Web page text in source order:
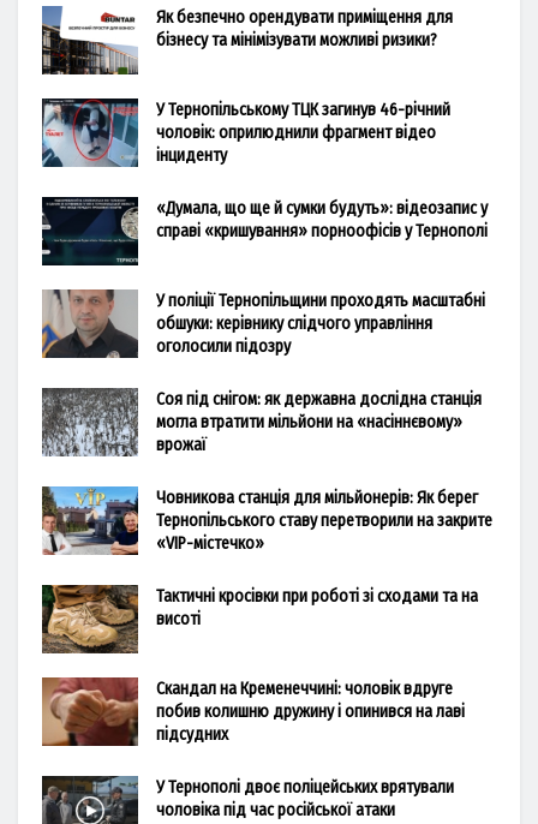
Як безпечно орендувати приміщення для
бізнесу та мінімізувати можливі ризики?
У Тернопільському ТЦК загинув 46-річний
чоловік: оприлюднили фрагмент відео
інциденту
«Думала, що ще й сумки будуть»: відеозапис у
справі «кришування» порноофісів у Тернополі
У поліції Тернопільщини проходять масштабні
обшуки: керівнику слідчого управління
оголосили підозру
Соя під снігом: як державна дослідна станція
могла втратити мільйони на «насіннєвому»
врожаї
Човникова станція для мільйонерів: Як берег
Тернопільського ставу перетворили на закрите
«VIP-містечко»
Тактичні кросівки при роботі зі сходами та на
висоті
Скандал на Кременеччині: чоловік вдруге
побив колишню дружину і опинився на лаві
підсудних
У Тернополі двоє поліцейських врятували
чоловіка під час російської атаки